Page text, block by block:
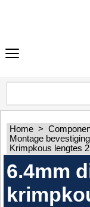
Home >
Montage
Krimpkous lengtes
6.4mm